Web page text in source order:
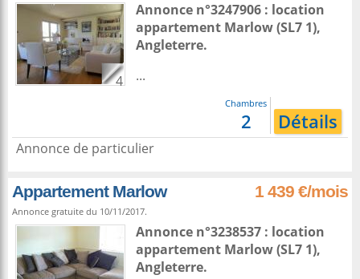
4
Annonce n°3247906 : location
appartement Marlow(SL7 1),
Angleterre.
...
Chambres
2 Détails
Annonce de particulier
Appartement Marlow 1 439 €/mois
Annonce gratuite du 10/11/2017.
Annonce n°3238537 : location
appartement Marlow(SL7 1),
Angleterre.